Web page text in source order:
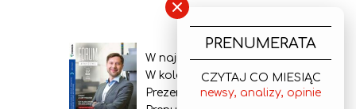
W najnowszym wydaniu
W kolejnym numerze
Prezentacja gazety
×
PRENUMERATA
CZYTAJ CO MIESIĄC
newsy, analizy, opinie